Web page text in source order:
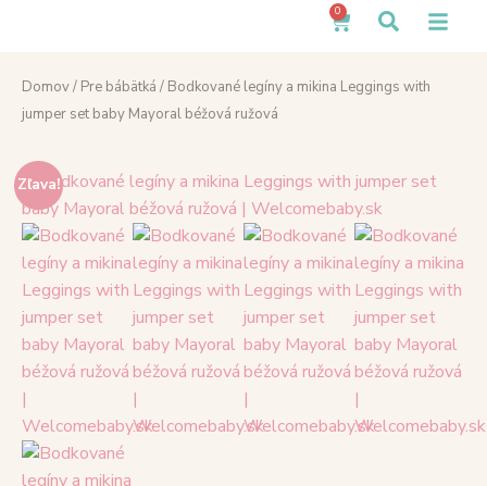
0
Domov/ Pre bábätká / Bodkované legíny a mikina Leggings with
jumper set baby Mayoral béžová ružová
Zľava!